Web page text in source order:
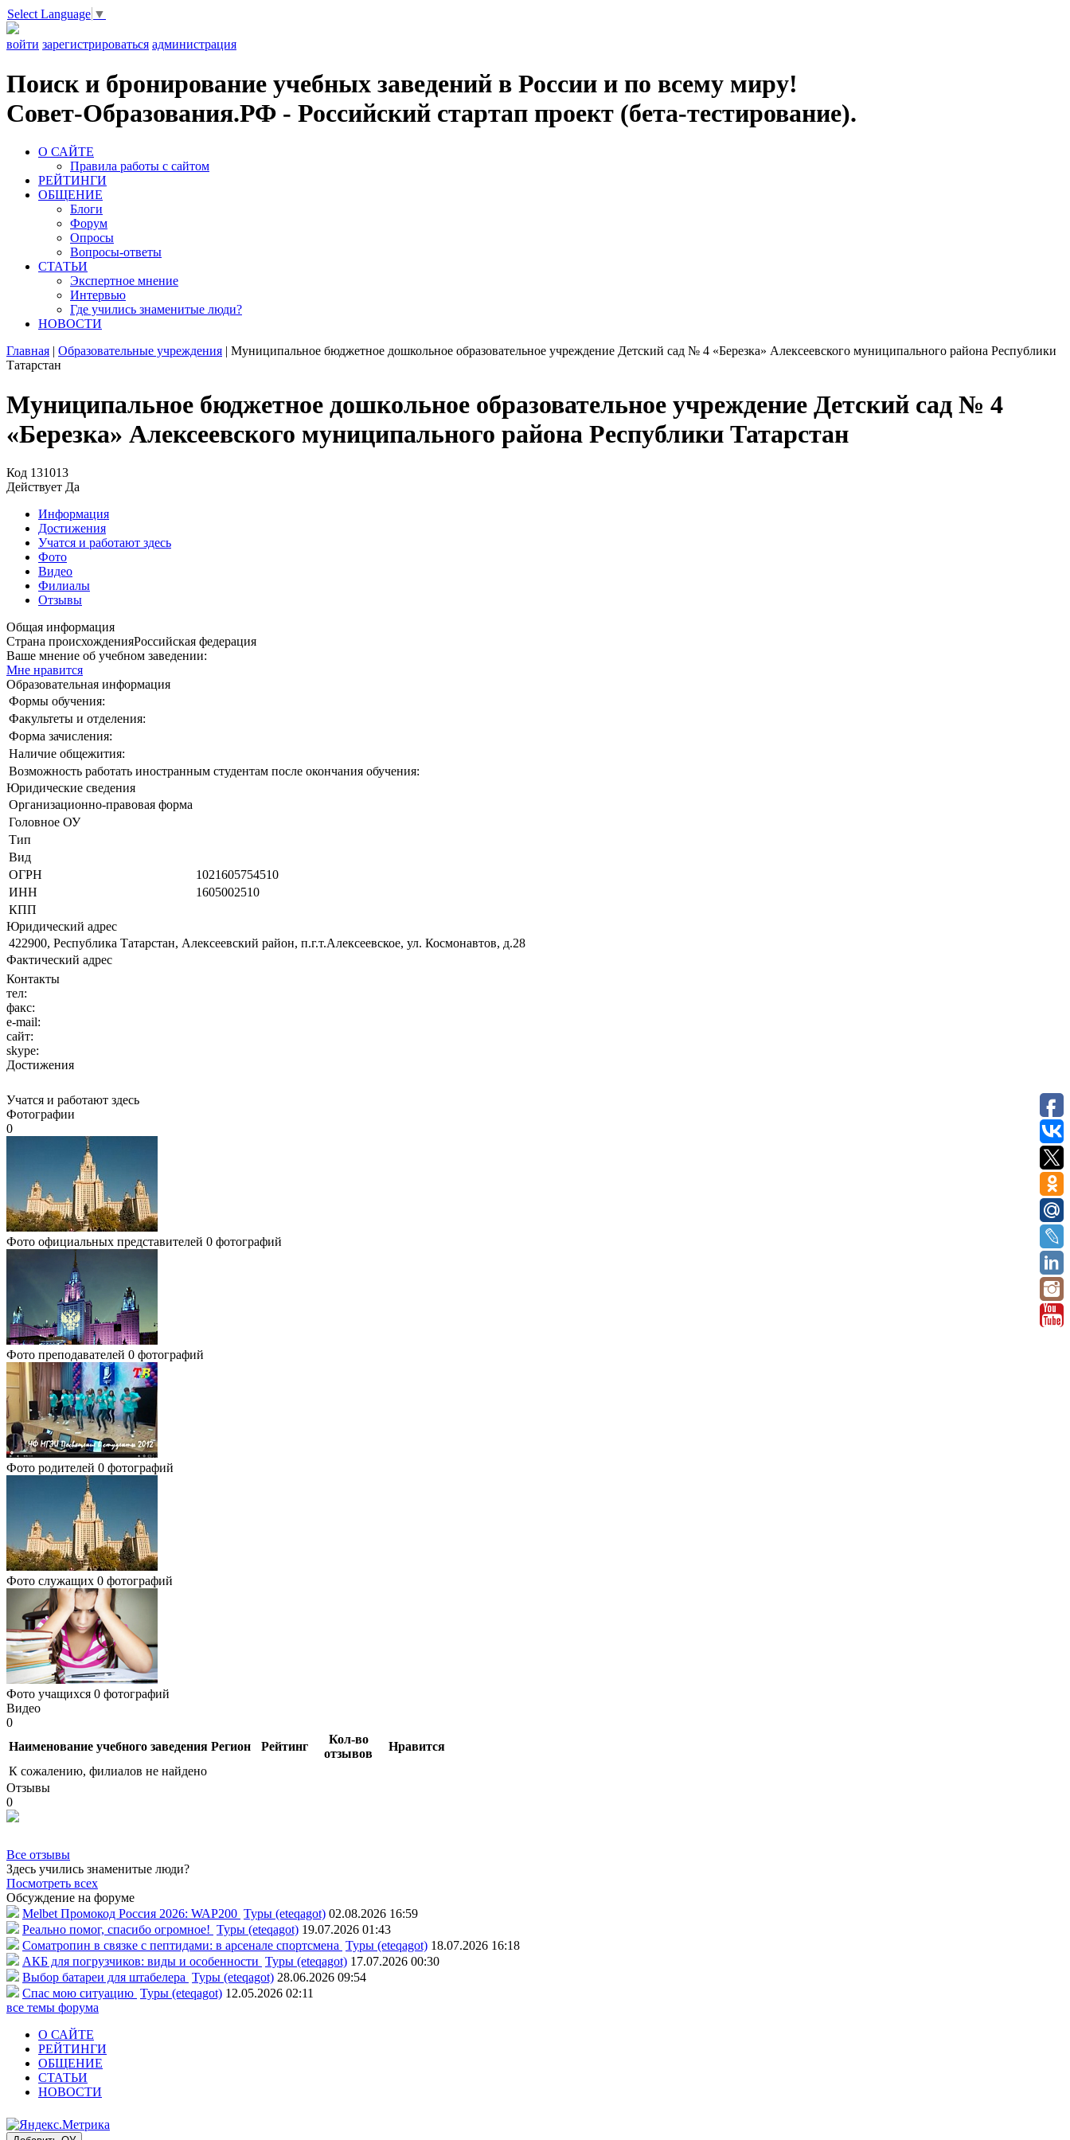
Select Language ▼
войти зарегистрироваться администрация
Поиск и бронирование учебных заведений в России и по всему миру!
Совет-Образования.РФ - Российский стартап проект (бета-тестирование).
О САЙТЕ
Правила работы с сайтом
РЕЙТИНГИ
ОБЩЕНИЕ
Блоги
Форум
Опросы
Вопросы-ответы
СТАТЬИ
Экспертное мнение
Интервью
Где учились знаменитые люди?
НОВОСТИ
Главная | Образовательные учреждения | Муниципальное бюджетное дошкольное образовательное учреждение Детский сад № 4 «Березка» Алексеевского муниципального района Республики
Татарстан
Муниципальное бюджетное дошкольное образовательное учреждение Детский сад № 4
«Березка» Алексеевского муниципального района Республики Татарстан
Код 131013
Действует Да
Информация
Достижения
Учатся и работают здесь
Фото
Видео
Филиалы
Отзывы
Общая информация
Страна происхожденияРоссийская федерация
Ваше мнение об учебном заведении:
Мне нравится
Образовательная информация
Формы обучения:
Факультеты и отделения:
Форма зачисления:
Наличие общежития:
Возможность работать иностранным студентам после окончания обучения:
Юридические сведения
Организационно-правовая форма
Головное ОУ
Тип
Вид
ОГРН
1021605754510
ИНН
1605002510
КПП
Юридический адрес
422900, Республика Татарстан, Алексеевский район, п.г.т.Алексеевское, ул. Космонавтов, д.28
Фактический адрес
Контакты
тел:
факс:
e-mail:
сайт:
skype:
Достижения
Учатся и работают здесь
Фотографии
0
Фото официальных представителей 0 фотографий
Фото преподавателей 0 фотографий
Фото родителей 0 фотографий
Фото служащих 0 фотографий
Фото учащихся 0 фотографий
Видео
0
Наименование учебного заведения Регион Рейтинг
Кол-во
отзывов
Нравится
К сожалению, филиалов не найдено
Отзывы
0
Все отзывы
Здесь учились знаменитые люди?
Посмотреть всех
Обсуждение на форуме
Melbet Промокод Россия 2026: WAP200 Туры (eteqagot) 02.08.2026 16:59
Реально помог, спасибо огромное! Туры (eteqagot) 19.07.2026 01:43
Соматропин в связке с пептидами: в арсенале спортсмена Туры (eteqagot) 18.07.2026 16:18
АКБ для погрузчиков: виды и особенности Туры (eteqagot) 17.07.2026 00:30
Выбор батареи для штабелера Туры (eteqagot) 28.06.2026 09:54
Спас мою ситуацию Туры (eteqagot) 12.05.2026 02:11
все темы форума
О САЙТЕ
РЕЙТИНГИ
ОБЩЕНИЕ
СТАТЬИ
НОВОСТИ